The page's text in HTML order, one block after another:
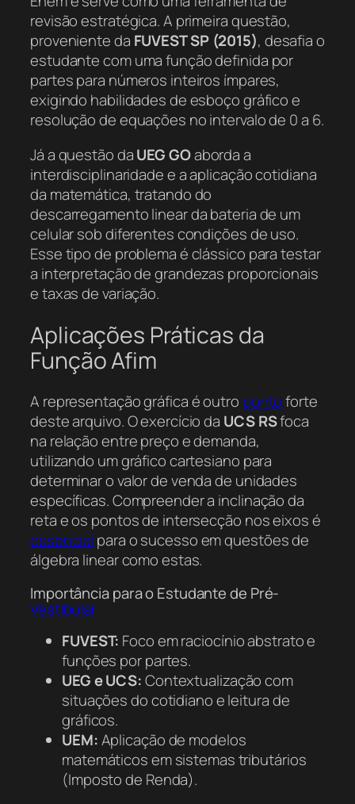
revisão estratégica. A primeira questão,
proveniente da FUVEST SP (2015), desafia o
estudante com uma função definida por
partes para números inteiros ímpares,
exigindo habilidades de esboço gráfico e
resolução de equações no intervalo de 0 a 6.
Já a questão daUEG GOaborda a
interdisciplinaridade e a aplicação cotidiana
da matemática, tratando do
descarregamento linear da bateria de um
celular sob diferentes condições de uso.
Esse tipo de problema é clássico para testar
a interpretação de grandezas proporcionais
e taxas de variação.
Aplicações Práticas da
Função Afim
A representação gráfica é outro pontoforte
deste arquivo. O exercício da UCS RSfoca
na relação entre preço e demanda,
utilizando um gráfico cartesiano para
determinar o valor de venda de unidades
específicas. Compreender a inclinação da
reta e os pontos de intersecção nos eixos é
essencial para o sucesso em questões de
álgebra linear como estas.
Importância para o Estudante de Pré-
Vestibular
FUVEST: Foco em raciocínio abstrato e
funções por partes.
UEG e UCS:Contextualização com
situações do cotidiano e leitura de
gráficos.
UEM:Aplicação de modelos
matemáticos em sistemas tributários
(Imposto de Renda).